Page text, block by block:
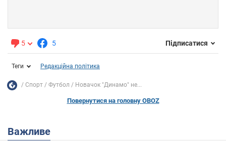
5 5 Підписатися
Теги Редакційна політика
Спорт Футбол Новачок "Динамо" не...
Повернутися на головну OBOZ
Важливе